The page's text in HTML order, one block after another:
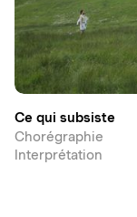
Ce qui subsiste
Chorégraphie
Interprétation